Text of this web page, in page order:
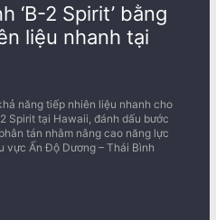
‘B-2 Spirit’ bằng
liệu nhanh tại
năng tiếp nhiên liệu nhanh cho
Spirit tại Hawaii, đánh dấu bước
tán nhằm nâng cao năng lực
vực Ấn Độ Dương – Thái Bình